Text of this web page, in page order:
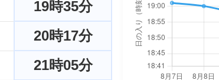
19時35分
20時17分
21時05分